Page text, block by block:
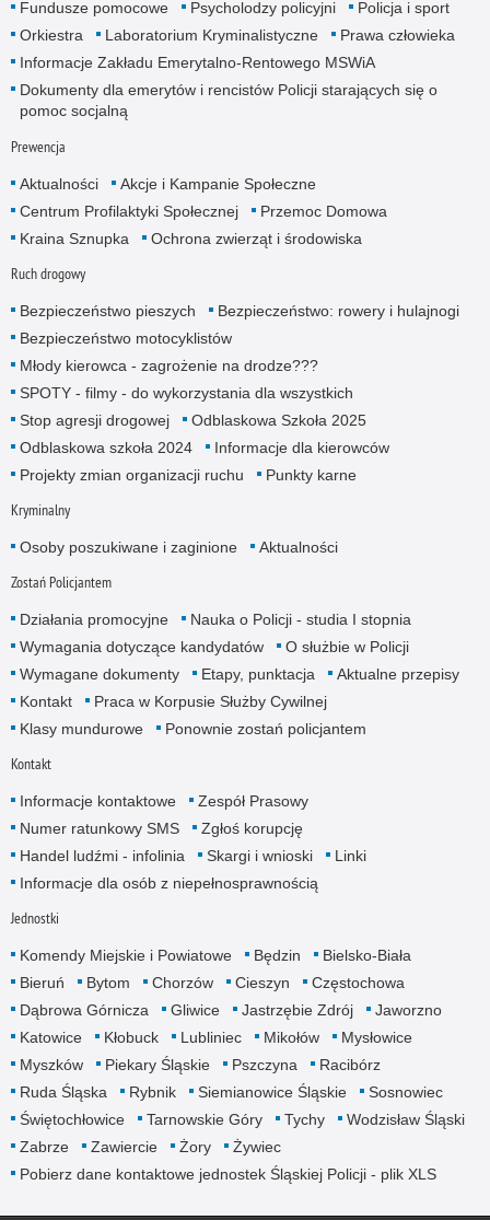
Fundusze pomocowe
Psycholodzy policyjni
Policja i sport
Orkiestra
Laboratorium Kryminalistyczne
Prawa człowieka
Informacje Zakładu Emerytalno-Rentowego MSWiA
Dokumenty dla emerytów i rencistów Policji starających się o
pomoc socjalną
Prewencja
Aktualności
Akcje i Kampanie Społeczne
Centrum Profilaktyki Społecznej
Przemoc Domowa
Kraina Sznupka
Ochrona zwierząt i środowiska
Ruch drogowy
Bezpieczeństwo pieszych
Bezpieczeństwo: rowery i hulajnogi
Bezpieczeństwo motocyklistów
Młody kierowca - zagrożenie na drodze???
SPOTY - filmy - do wykorzystania dla wszystkich
Stop agresji drogowej
Odblaskowa Szkoła 2025
Odblaskowa szkoła 2024
Informacje dla kierowców
Projekty zmian organizacji ruchu
Punkty karne
Kryminalny
Osoby poszukiwane i zaginione Aktualności
Zostań Policjantem
Działania promocyjne
Nauka o Policji - studia I stopnia
Wymagania dotyczące kandydatów
O służbie w Policji
Wymagane dokumenty
Etapy, punktacja
Aktualne przepisy
Kontakt
Praca w Korpusie Służby Cywilnej
Klasy mundurowe
Ponownie zostań policjantem
Kontakt
Informacje kontaktowe
Zespół Prasowy
Numer ratunkowy SMS
Zgłoś korupcję
Handel ludźmi - infolinia
Skargi i wnioski
Linki
Informacje dla osób z niepełnosprawnością
Jednostki
Komendy Miejskie i Powiatowe Będzin
Bielsko-Biała
Bieruń
Bytom Chorzów Cieszyn
Częstochowa
Dąbrowa Górnicza
Gliwice Jastrzębie Zdrój
Jaworzno
Katowice
Kłobuck Lubliniec Mikołów
Mysłowice
Myszków
Piekary Śląskie Pszczyna
Racibórz
Ruda Śląska
Rybnik Siemianowice Śląskie
Sosnowiec
Świętochłowice
Tarnowskie Góry Tychy
Wodzisław Śląski
Zabrze
Zawiercie Żory
Żywiec
Pobierz dane kontaktowe jednostek Śląskiej Policji - plik XLS